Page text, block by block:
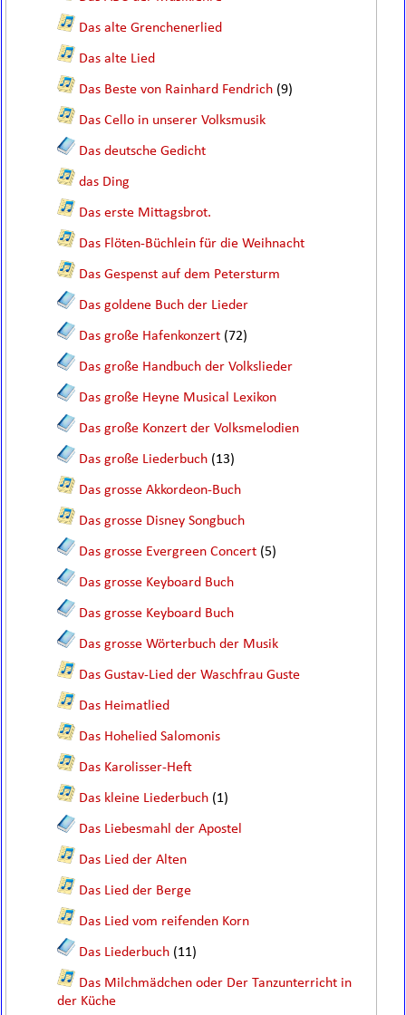
Das alte Grenchenerlied
Das alte Lied
Das Beste von Rainhard Fendrich (9)
Das Cello in unserer Volksmusik
Das deutsche Gedicht
das Ding
Das erste Mittagsbrot.
Das Flöten-Büchlein für die Weihnacht
Das Gespenst auf dem Petersturm
Das goldene Buch der Lieder
Das große Hafenkonzert (72)
Das große Handbuch der Volkslieder
Das große Heyne Musical Lexikon
Das große Konzert der Volksmelodien
Das große Liederbuch (13)
Das grosse Akkordeon-Buch
Das grosse Disney Songbuch
Das grosse Evergreen Concert (5)
Das grosse Keyboard Buch
Das grosse Keyboard Buch
Das grosse Wörterbuch der Musik
Das Gustav-Lied der Waschfrau Guste
Das Heimatlied
Das Hohelied Salomonis
Das Karolisser-Heft
Das kleine Liederbuch (1)
Das Liebesmahl der Apostel
Das Lied der Alten
Das Lied der Berge
Das Lied vom reifenden Korn
Das Liederbuch (11)
Das Milchmädchen oder Der Tanzunterricht in
der Küche